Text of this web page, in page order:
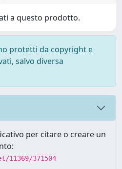
a questo prodotto.
protetti da copyright e
salvo diversa
per citare o creare un
371504